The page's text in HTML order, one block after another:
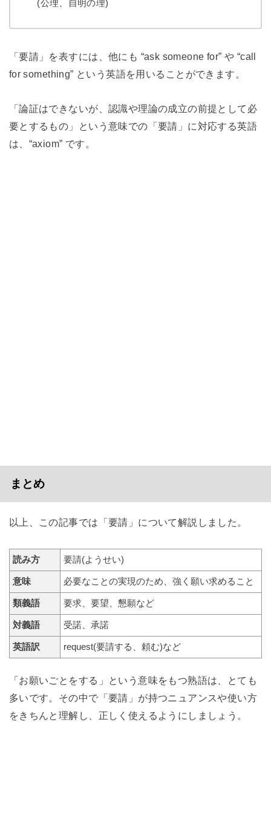
(公理、自明の理)
「要請」を表すには、他にも “ask someone for” や “call
for something” という英語を用いることができます。
「論証はできないが、認識や理論の成立の前提として必
要とするもの」という意味での「要請」に対応する英語
は、“axiom” です。
まとめ
以上、この記事では「要請」について解説しました。
読み方 要請(ようせい)
意味 必要なことの実現のため、強く願い求めること
類義語 要求、要望、懇願など
対義語 受諾、承諾
英語訳 request(要請する、頼む)など
「お願いごとをする」という意味をもつ熟語は、とても
多いです。その中で「要請」が持つニュアンスや使い方
をきちんと理解し、正しく使えるようにしましょう。